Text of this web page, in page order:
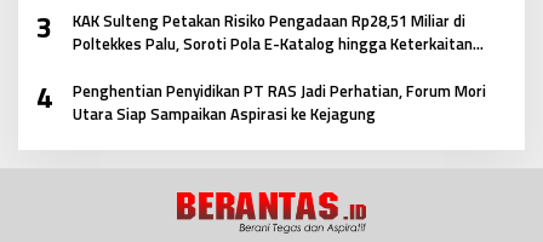
3
KAK Sulteng Petakan Risiko Pengadaan Rp28,51 Miliar di
Poltekkes Palu, Soroti Pola E-Katalog hingga Keterkaitan
4
Penghentian Penyidikan PT RAS Jadi Perhatian, Forum Mori
Utara Siap Sampaikan Aspirasi ke Kejagung